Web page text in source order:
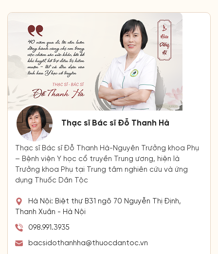
Thạc sĩ Bác sĩ Đỗ Thanh Hà
Thạc sĩ Bác sĩ Đỗ Thanh Hà-Nguyên Trưởng khoa Phụ
– Bệnh viện Y học cổ truyền Trung ương, hiện là
Trưởng khoa Phụ tại Trung tâm nghiên cứu và ứng
dụng Thuốc Dân Tộc
Hà Nội: Biệt thự B31 ngõ 70 Nguyễn Thị Định,
Thanh Xuân - Hà Nội
098.991.3935
bacsidothanhha@thuocdantoc.vn